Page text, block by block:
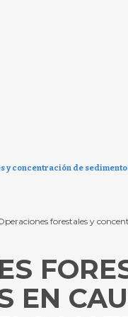
y concentración de
forestales y
EN